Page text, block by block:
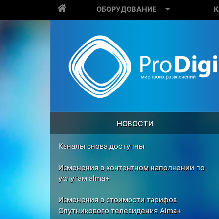
ОБОРУДОВАНИЕ
НОВОСТИ
Каналы снова доступны
Изменения в контентном наполнении по
услугам alma+
Изменения в стоимости тарифов
Спутникового телевидения Alma+